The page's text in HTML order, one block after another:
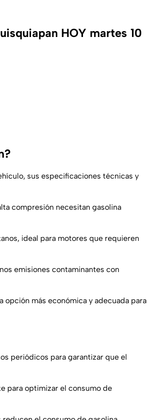
HOY martes 10
sus especificaciones técnicas y
compresión necesitan gasolina
ideal para motores que requieren
emisiones contaminantes con
opción más económica y adecuada para
periódicos para garantizar que el
para optimizar el consumo de